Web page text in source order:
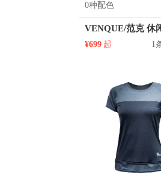
0种配色
¥699 起 1